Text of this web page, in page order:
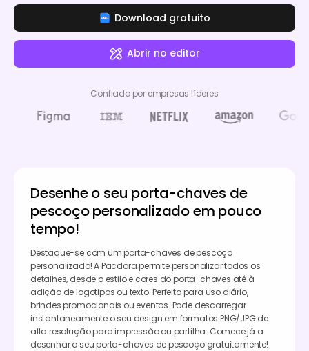
enrolado
com fivela
destacável
com clip
de
segurança
com
gancho
oval
com
Download gratuito
Abrir no editor
Confiado por empresas líderes
Desenhe o seu porta-chaves de
pescoço personalizado em pouco
tempo!
Destaque-se com um porta-chaves de pescoço
personalizado! A Pacdora permite personalizar todos os
detalhes, desde o estilo e cores do porta-chaves até à
adição de logotipos ou texto. Perfeito para uso diário,
brindes promocionais ou eventos. Pode descarregar
instantaneamente o seu design em formatos PNG/JPG de
alta resolução para impressão ou partilha. Comece já a
desenhar o seu porta-chaves de pescoço gratuitamente!